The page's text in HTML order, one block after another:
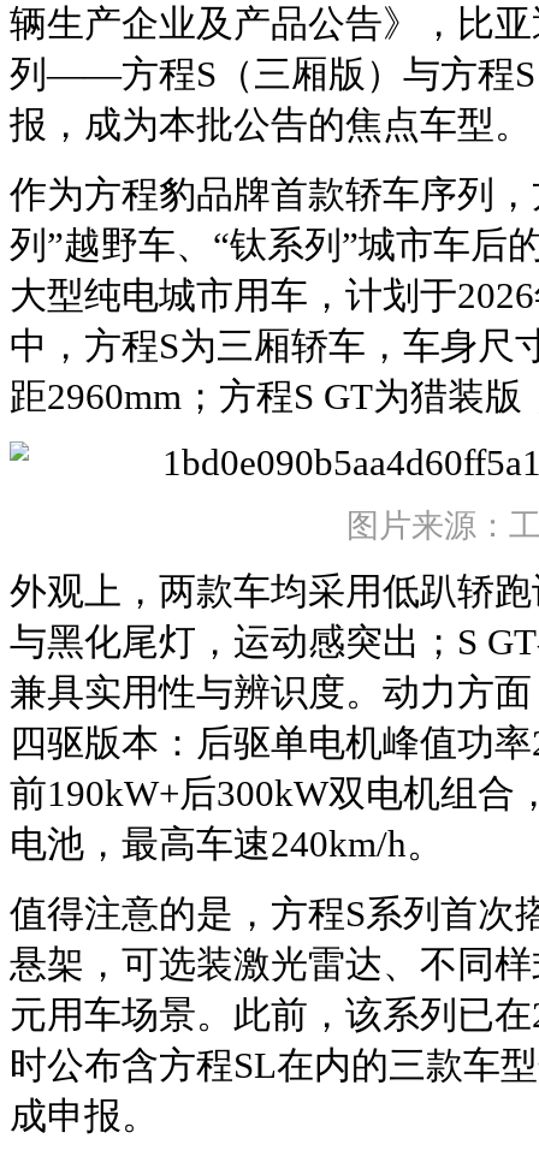
辆生产企业及产品公告》，比
列——方程S（三厢版）与方程
报，成为本批公告的焦点车型。
作为方程豹品牌首款轿车序列
列”越野车、“钛系列”城市车后
大型纯电城市用车，计划于
中，方程S为三厢轿车，车身尺
距2960mm；方程S GT为猎装版
图片来源：
外观上，两款车均采用低趴轿
与黑化尾灯，运动感突出；S
兼具实用性与辨识度。动力方
四驱版本：后驱单电机峰值功
前190kW+后300kW双电机组合
电池，最高车速240km/h。
值得注意的是，方程S系列首次
悬架，可选装激光雷达、不同
元用车场景。此前，该系列已
时公布含方程SL在内的三款车
成申报。